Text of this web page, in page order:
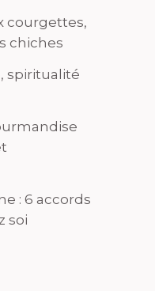
courgettes,
chiches
spiritualité
: 6 accords
soi